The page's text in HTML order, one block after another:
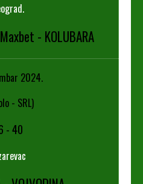
- KOLUBARA
2024.
- SRL)
-40